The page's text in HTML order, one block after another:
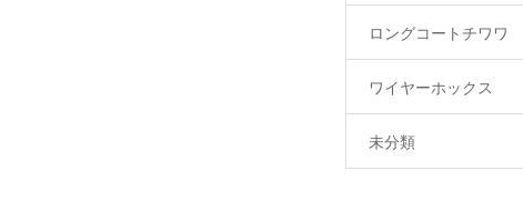
ロングコートチワワ
ワイヤーホックス
未分類